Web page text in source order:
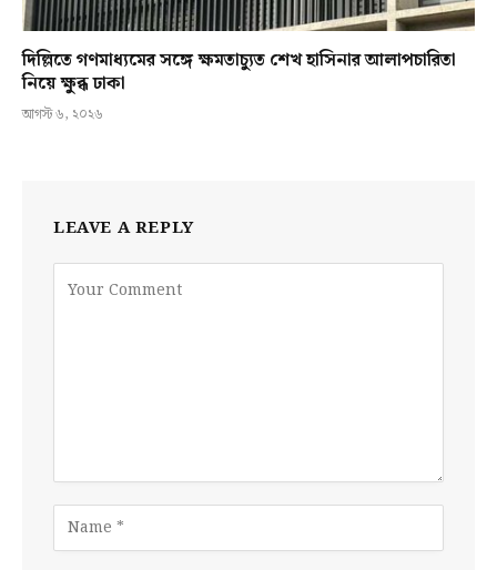
দিল্লিতে গণমাধ্যমের সঙ্গে ক্ষমতাচ্যুত শেখ হাসিনার আলাপচারিতা
নিয়ে ক্ষুব্ধ ঢাকা
আগস্ট ৬, ২০২৬
LEAVE A REPLY